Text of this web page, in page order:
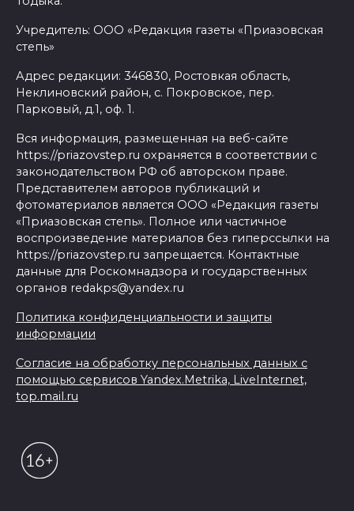
Учредитель: ООО «Редакция газеты «Приазовская
степь»
Адрес редакции: 346830, Ростовкая область,
Неклиновский район, с. Покровское, пер.
Парковый, д.1, оф. 1.
Вся информация, размещенная на веб-сайте
https://priazovstep.ru охраняется в соответствии с
законодательством РФ об авторском праве.
Представителем авторов публикаций и
фотоматериалов является ООО «Редакция газеты
«Приазовская степь». Полное или частичное
воспроизведение материалов без гиперссылки на
https://priazovstep.ru запрещается. Контактные
данные для Роскомнадзора и государственных
органов redakps@yandex.ru
Политика конфиденциальности и защиты
информации
Согласие на обработку персональных данных с
помощью сервисов Yandex.Metrika, LiveInternet,
top.mail.ru